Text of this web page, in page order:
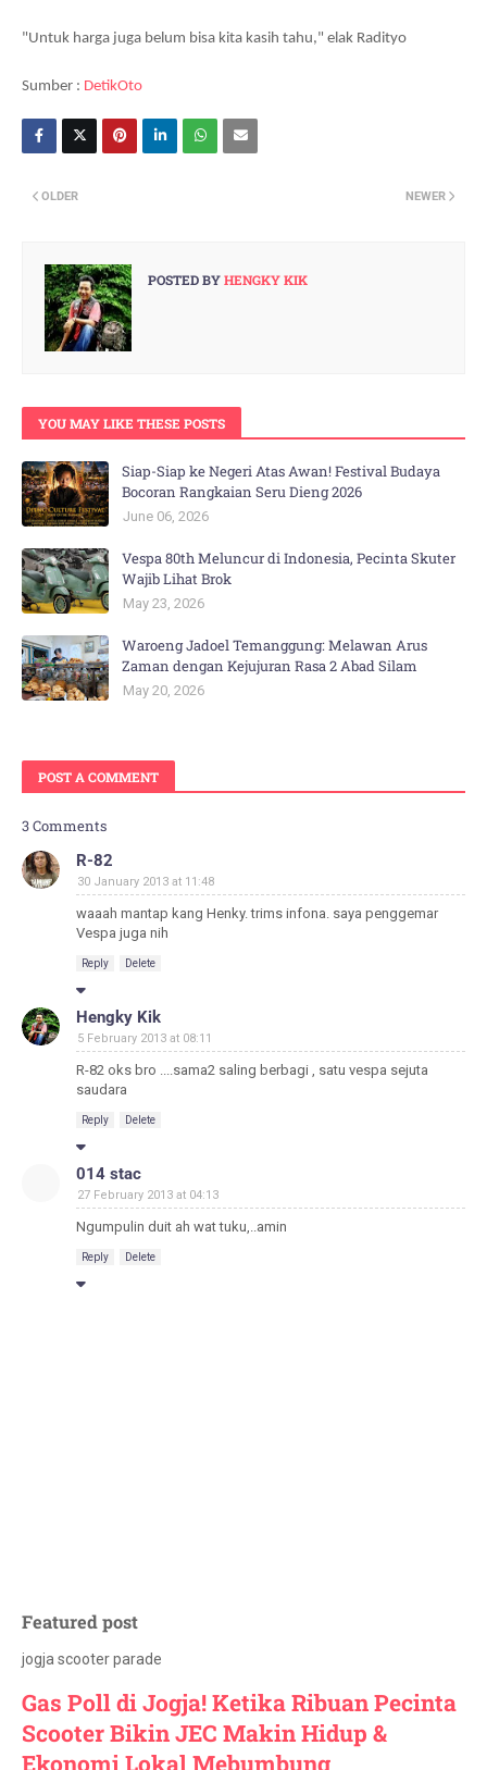
"Untuk harga juga belum bisa kita kasih tahu," elak Radityo
Sumber : DetikOto
NEWER
OLDER
POSTED BYHENGKY KIK
YOU MAY LIKE THESE POSTS
Siap-Siap ke Negeri Atas Awan! Festival Budaya
Bocoran Rangkaian Seru Dieng 2026
June 06, 2026
Vespa 80th Meluncur di Indonesia, Pecinta Skuter
Wajib Lihat Brok
May 23, 2026
Waroeng Jadoel Temanggung: Melawan Arus
Zaman dengan Kejujuran Rasa 2 Abad Silam
May 20, 2026
POST A COMMENT
3 Comments
R-82
30 January 2013 at 11:48
waaah mantap kang Henky. trims infona. saya penggemar
Vespa juga nih
Reply Delete
Hengky Kik
5 February 2013 at 08:11
R-82 oks bro ....sama2 saling berbagi , satu vespa sejuta
saudara
Reply Delete
014 stac
27 February 2013 at 04:13
Ngumpulin duit ah wat tuku,..amin
Reply Delete
Featured post
jogja scooter parade
Gas Poll di Jogja! Ketika Ribuan Pecinta
Scooter Bikin JEC Makin Hidup &
Ekonomi Lokal Mebumbung